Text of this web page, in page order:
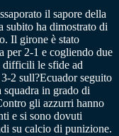
il sapore della
subito ha dimostrato di
Il girone è stato
per 2-1 e cogliendo due
difficili le sfide ad
2 sull?Ecuador seguito
in grado di
gli azzurri hanno
e si sono dovuti
su calcio di punizione.